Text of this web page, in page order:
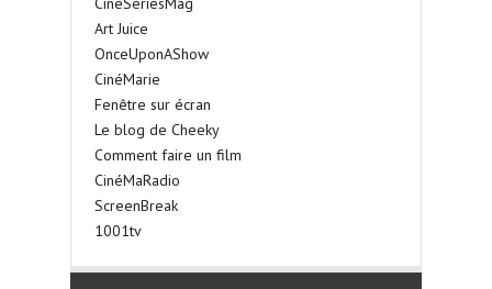
Art Juice
OnceUponAShow
CinéMarie
Fenêtre sur écran
Le blog de Cheeky
Comment faire un film
CinéMaRadio
ScreenBreak
1001tv